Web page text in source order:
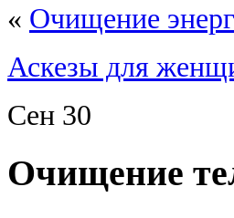
« Очищение
Аскезы для
Сен 30
Очищение